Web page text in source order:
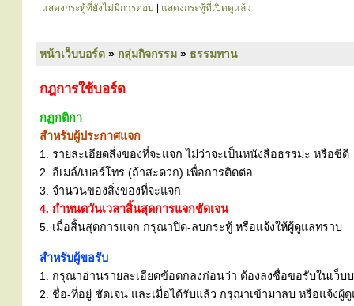
แสดงกระทู้ที่ยังไม่มีการตอบ แสดงกระทู้ที่เปิดดูแล้ว
หน้าเว็บบอร์ด » กลุ่มกิจกรรม » ธรรมทาน
กฎการใช้บอร์ด
กฏกติกา
สำหรับผู้ประกาศแจก
1. รายละเอียดสิ่งของที่จะแจก ไม่ว่าจะเป็นหนังสือธรรมะ หรือซีดี
2. อีเมล์/เบอร์โทร (ถ้าสะดวก) เพื่อการติดต่อ
3. จำนวนของสิ่งของที่จะแจก
4. กำหนดวันเวลาสิ้นสุดการแจกชัดเจน
5. เมื่อสิ้นสุดการแจก กรุณาปิด-ลบกระทู้ หรือแจ้งให้ผู้ดูแลทราบ
สำหรับผู้ขอรับ
1. กรุณาอ่านรายละเอียดข้อตกลงก่อนว่า ต้องลงชื่อขอรับในเว็บ
2. ชื่อ-ที่อยู่ ชัดเจน และเมื่อได้รับแล้ว กรุณาเข้ามาลบ หรือแจ้ง